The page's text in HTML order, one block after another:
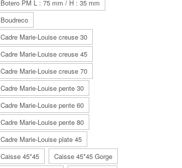
Botero PM L : 75 mm / H : 35 mm
Boudreco
Cadre Marie-Louise creuse 30
Cadre Marie-Louise creuse 45
Cadre Marie-Louise creuse 70
Cadre Marie-Louise pente 30
Cadre Marie-Louise pente 60
Cadre Marie-Louise pente 80
Cadre Marie-Louise plate 45
Caisse 45*45
Caisse 45*45 Gorge